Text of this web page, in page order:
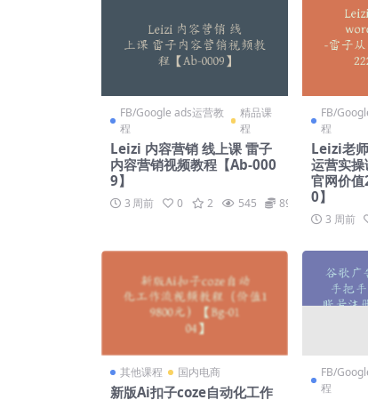
FB/Google ads运营教
程
精品课
程
Leizi 内容营销 线上课 雷子
内容营销视频教程【Ab-000
9】
3 周前 0 2 545 89
FB/
程
Leizi老
运营实
官网价
0】
3 周前
其他课程 国内电商
新版Ai扣子coze自动化工作
FB/
程